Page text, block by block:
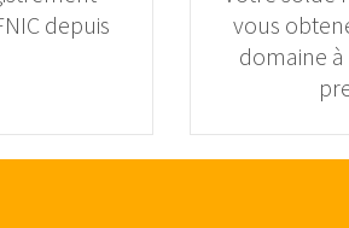
depuis
vous
domaine